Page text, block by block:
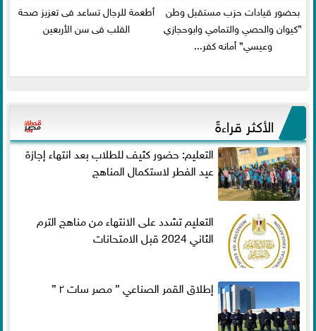
بحضور قيادات حزب مستقبل وطن
”كيوان والحصي والتمامي وابوحجازي
وعيسي” أمانه كفر...
أطعمة للرجال تساعد فى تعزيز صحة
القلب فى سن الأربعين
الأكثر قراءةً
التعليم: حضور كثيف للطلاب بعد انتهاء إجازة
عيد الفطر لاستكمال المناهج
التعليم تشدد على الانتهاء من مناهج الترم
الثاني 2024 قبل الامتحانات
إطلاق القمر الصناعي ” مصر سات ٢ ”